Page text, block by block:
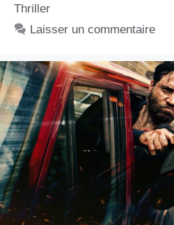
Thriller
Laisser un commentaire